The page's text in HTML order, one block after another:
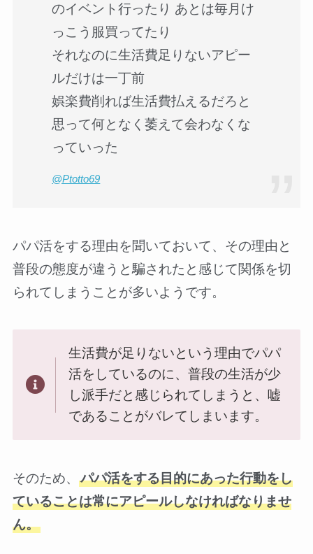
のイベント行ったり あとは毎月け
っこう服買ってたり
それなのに生活費足りないアピー
ルだけは一丁前
娯楽費削れば生活費払えるだろと
思って何となく萎えて会わなくな
っていった
@Ptotto69
パパ活をする理由を聞いておいて、その理由と
普段の態度が違うと騙されたと感じて関係を切
られてしまうことが多いようです。
生活費が足りないという理由でパパ
活をしているのに、普段の生活が少
し派手だと感じられてしまうと、嘘
であることがバレてしまいます。
そのため、 パパ活をする目的にあった行動をし
ていることは常にアピールしなければなりませ
ん。